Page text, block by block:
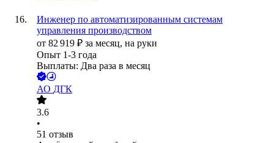
Инженер по автоматизированным системам
управления производством
от 82 919 ₽ за месяц, на руки
Опыт 1-3 года
Выплаты: Два раза в месяц
АО ДГК
3.6
•
51 отзыв